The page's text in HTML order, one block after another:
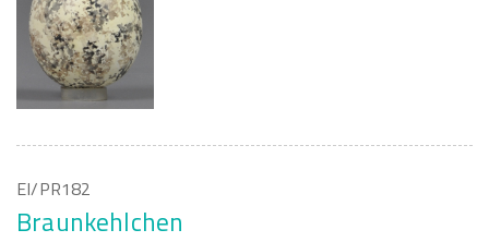
EI/PR182
Braunkehlchen